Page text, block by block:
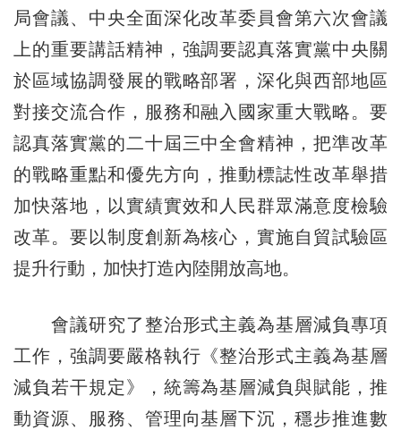
局會議、中央全面深化改革委員會第六次會議
上的重要講話精神，強調要認真落實黨中央關
於區域協調發展的戰略部署，深化與西部地區
對接交流合作，服務和融入國家重大戰略。要
認真落實黨的二十屆三中全會精神，把準改革
的戰略重點和優先方向，推動標誌性改革舉措
加快落地，以實績實效和人民群眾滿意度檢驗
改革。要以制度創新為核心，實施自貿試驗區
提升行動，加快打造內陸開放高地。
會議研究了整治形式主義為基層減負專項
工作，強調要嚴格執行《整治形式主義為基層
減負若干規定》，統籌為基層減負與賦能，推
動資源、服務、管理向基層下沉，穩步推進數